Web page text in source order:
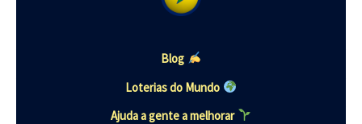
Blog
Loterias do Mundo
Ajuda a gente a melhorar